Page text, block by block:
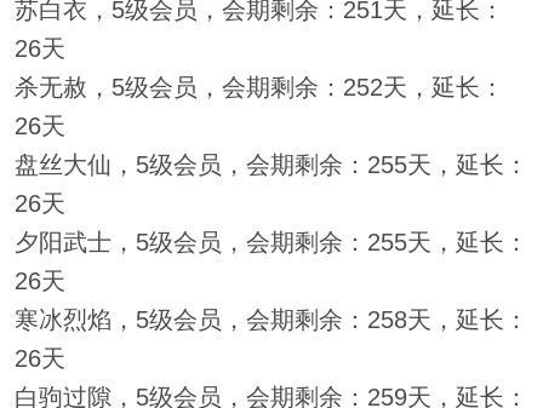
苏白衣，5级会员，会期剩余：251天，延长：
26天
杀无赦，5级会员，会期剩余：252天，延长：
26天
盘丝大仙，5级会员，会期剩余：255天，延长：
26天
夕阳武士，5级会员，会期剩余：255天，延长：
26天
寒冰烈焰，5级会员，会期剩余：258天，延长：
26天
白驹过隙，5级会员，会期剩余：259天，延长：